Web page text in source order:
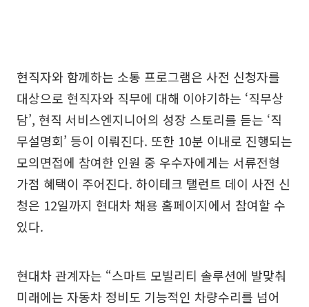
현직자와 함께하는 소통 프로그램은 사전 신청자를
대상으로 현직자와 직무에 대해 이야기하는 ‘직무상
담’, 현직 서비스엔지니어의 성장 스토리를 듣는 ‘직
무설명회’ 등이 이뤄진다. 또한 10분 이내로 진행되는
모의면접에 참여한 인원 중 우수자에게는 서류전형
가점 혜택이 주어진다. 하이테크 탤런트 데이 사전 신
청은 12일까지 현대차 채용 홈페이지에서 참여할 수
있다.
현대차 관계자는 “스마트 모빌리티 솔루션에 발맞춰
미래에는 자동차 정비도 기능적인 차량수리를 넘어